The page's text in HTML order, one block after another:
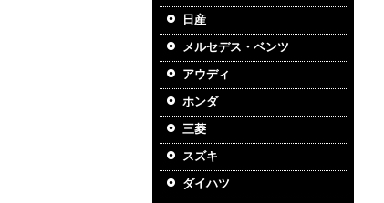
日産
メルセデス・ベンツ
アウディ
ホンダ
三菱
スズキ
ダイハツ